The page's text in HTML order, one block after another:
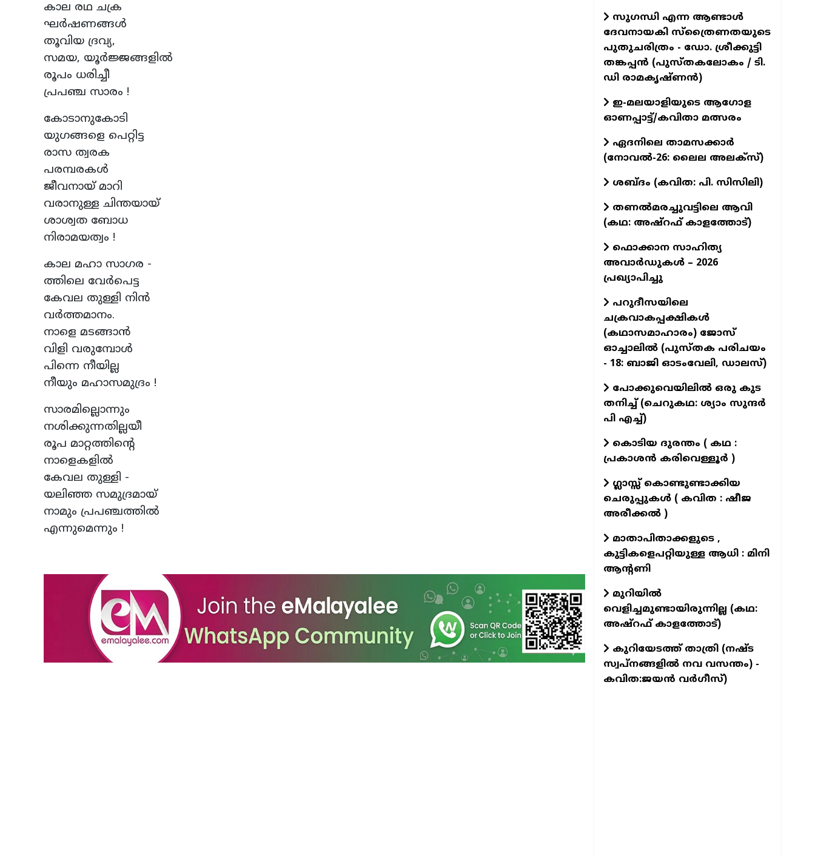
കാല രഥ ചക്ര
ഘർഷണങ്ങൾ
തൂവിയ ദ്രവ്യ,
സമയ, യൂർജ്ജങ്ങളിൽ
രൂപം ധരിച്ചീ
പ്രപഞ്ച സാരം !
കോടാനുകോടി
യുഗങ്ങളെ പെറ്റിട്ട
രാസ ത്വരക
പരമ്പരകൾ
ജീവനായ് മാറി
വരാനുള്ള ചിന്തയായ്
ശാശ്വത ബോധ
നിരാമയത്വം !
കാല മഹാ സാഗര -
ത്തിലെ വേർപെട്ട
കേവല തുള്ളി നിൻ
വർത്തമാനം.
നാളെ മടങ്ങാൻ
വിളി വരുമ്പോൾ
പിന്നെ നീയില്ല
നീയും മഹാസമുദ്രം !
സാരമില്ലൊന്നും
നശിക്കുന്നതില്ലയീ
രൂപ മാറ്റത്തിന്റെ
നാളെകളിൽ
കേവല തുള്ളി -
യലിഞ്ഞ സമുദ്രമായ്
നാമും പ്രപഞ്ചത്തിൽ
എന്നുമെന്നും !
സുഗന്ധി എന്ന ആണ്ടാള്‍
ദേവനായകി സ്ത്രൈണതയുടെ
പുതുചരിത്രം - ഡോ. ശ്രീക്കുട്ടി
തങ്കപ്പന്‍ (പുസ്തകലോകം / ടി.
ഡി രാമകൃഷ്ണന്‍)
ഇ-മലയാളിയുടെ ആഗോള
ഓണപ്പാട്ട്/കവിതാ മത്സരം
ഏദനിലെ താമസക്കാർ
(നോവല്‍-26: ലൈല അലക്‌സ്)
ശബ്ദം (കവിത: പി. സിസിലി)
തണൽമരച്ചുവട്ടിലെ ആവി
(കഥ: അഷ്‌റഫ് കാളത്തോട്)
ഫൊക്കാന സാഹിത്യ
അവാർഡുകൾ – 2026
പ്രഖ്യാപിച്ചു
പറുദീസയിലെ
ചക്രവാകപ്പക്ഷികൾ
(കഥാസമാഹാരം) ജോസ്
ഓച്ചാലിൽ (പുസ്തക പരിചയം
- 18: ബാജി ഓടംവേലി, ഡാലസ്)
പോക്കുവെയിലിൽ ഒരു കുട
തനിച്ച് (ചെറുകഥ: ശ്യാം സുന്ദര്‍
പി എച്ച്)
കൊടിയ ദുരന്തം ( കഥ :
പ്രകാശൻ കരിവെള്ളൂർ )
ഗ്ലാസ്സ് കൊണ്ടുണ്ടാക്കിയ
ചെരുപ്പുകൾ ( കവിത : ഷീജ
അരീക്കൽ )
മാതാപിതാക്കളുടെ ,
കുട്ടികളെപറ്റിയുള്ള ആധി : മിനി
ആന്റണി
മുറിയിൽ
വെളിച്ചമുണ്ടായിരുന്നില്ല (കഥ:
അഷ്റഫ് കാളത്തോട്)
കുറിയേടത്ത് താത്രി (നഷ്ട
സ്വപ്നങ്ങളിൽ നവ വസന്തം) -
കവിത:ജയൻ വർഗീസ്)